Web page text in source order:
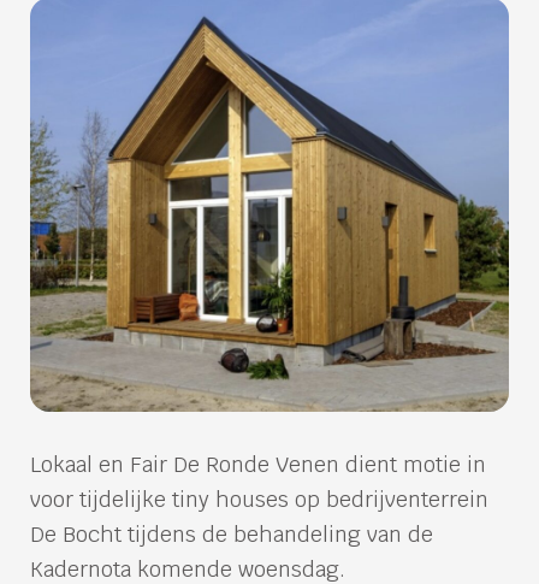
Lokaal en Fair De Ronde Venen dient motie in
voor tijdelijke tiny houses op bedrijventerrein
De Bocht tijdens de behandeling van de
Kadernota komende woensdag.